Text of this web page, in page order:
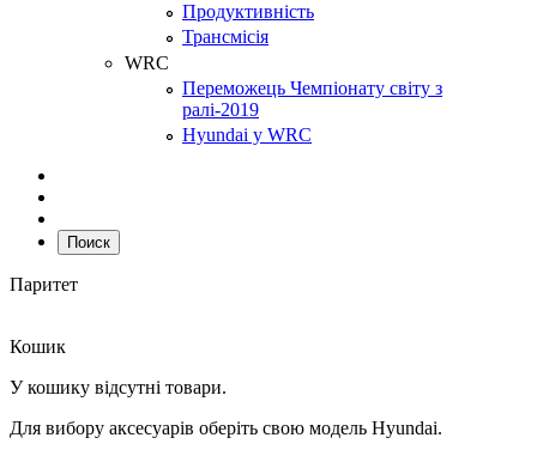
Продуктивність
Трансмісія
WRC
Переможець Чемпіонату світу з
ралі-2019
Hyundai у WRC
Поиск
Паритет
Кошик
У кошику відсутні товари.
Для вибору аксесуарів оберіть свою модель Hyundai.